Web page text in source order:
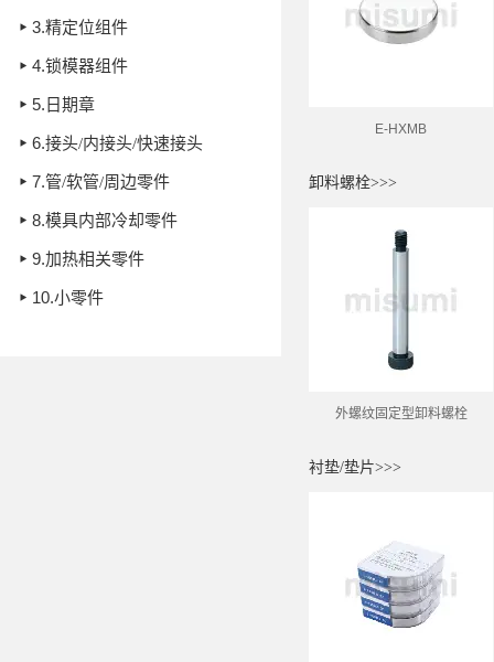
3.精定位组件
4.锁模器组件
5. 日期章
6.接头/内接头/快速接头
7.管/软管/周边零件
8.模具内部冷却零件
9.加热相关零件
10.小零件
E-HXMB
卸料螺栓>>>
外螺纹固定型卸料螺栓
衬垫/垫片>>>